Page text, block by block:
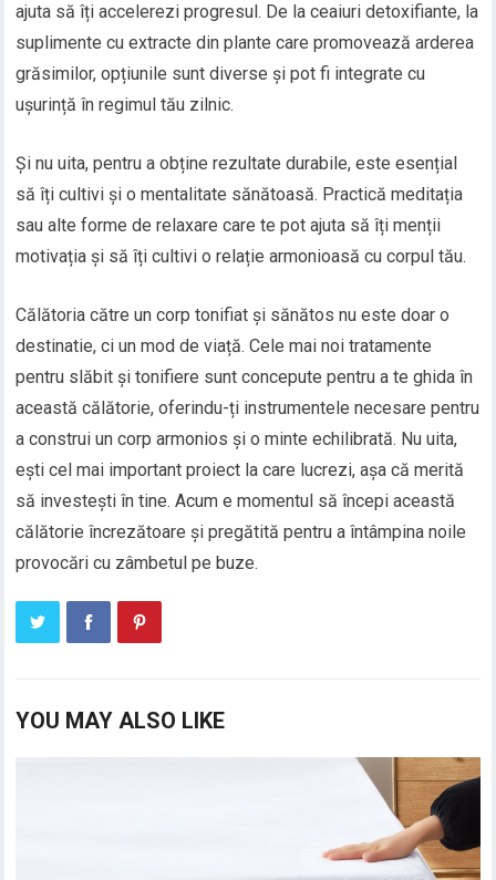
ajuta să îți accelerezi progresul. De la ceaiuri detoxifiante, la
suplimente cu extracte din plante care promovează arderea
grăsimilor, opțiunile sunt diverse și pot fi integrate cu
ușurință în regimul tău zilnic.
Și nu uita, pentru a obține rezultate durabile, este esențial
să îți cultivi și o mentalitate sănătoasă. Practică meditația
sau alte forme de relaxare care te pot ajuta să îți menții
motivația și să îți cultivi o relație armonioasă cu corpul tău.
Călătoria către un corp tonifiat și sănătos nu este doar o
destinatie, ci un mod de viață. Cele mai noi tratamente
pentru slăbit și tonifiere sunt concepute pentru a te ghida în
această călătorie, oferindu-ți instrumentele necesare pentru
a construi un corp armonios și o minte echilibrată. Nu uita,
ești cel mai important proiect la care lucrezi, așa că merită
să investești în tine. Acum e momentul să începi această
călătorie încrezătoare și pregătită pentru a întâmpina noile
provocări cu zâmbetul pe buze.
YOU MAY ALSO LIKE